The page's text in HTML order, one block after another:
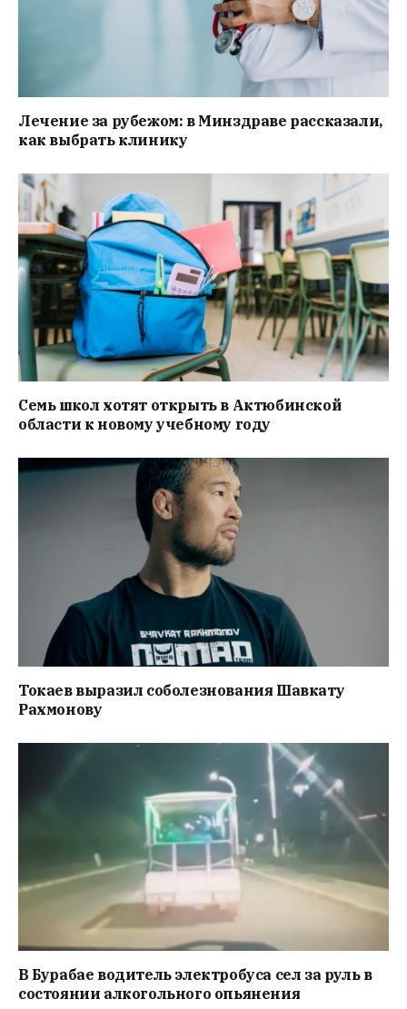
Лечение за рубежом: в Минздраве рассказали,
как выбрать клинику
Семь школ хотят открыть в Актюбинской
области к новому учебному году
Токаев выразил соболезнования Шавкату
Рахмонову
В Бурабае водитель электробуса сел за руль в
состоянии алкогольного опьянения